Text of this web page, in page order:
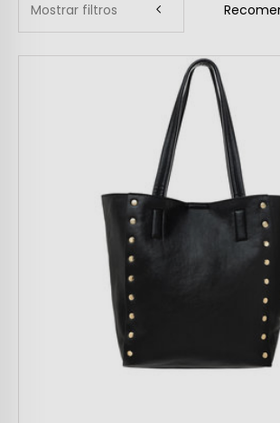
Mostrar filtros